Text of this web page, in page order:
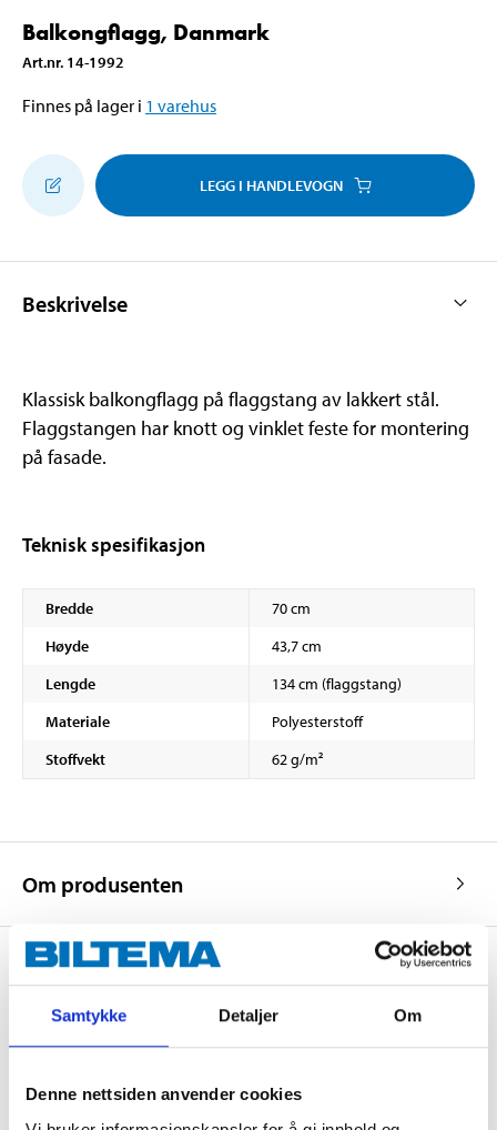
Samtykke Detaljer Om
Denne nettsiden anvender cookies
Balkongflagg, Danmark
Art.nr. 14-1992
Finnes på lager i 1 varehus
LEGG I HANDLEVOGN
Beskrivelse
Klassisk balkongflagg på flaggstang av lakkert stål.
Flaggstangen har knott og vinklet feste for montering
på fasade.
Teknisk spesifikasjon
Bredde
70 cm
Høyde
43,7 cm
Lengde
134 cm (flaggstang)
Materiale
Polyesterstoff
Stoffvekt
62 g/m²
Om produsenten
Kjøp & Hent
Kjøp & Hent i ditt varehus.